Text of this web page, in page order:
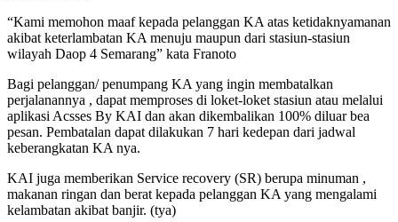
“Kami memohon maaf kepada pelanggan KA atas ketidaknyamanan
akibat keterlambatan KA menuju maupun dari stasiun-stasiun
wilayah Daop 4 Semarang” kata Franoto
Bagi pelanggan/ penumpang KA yang ingin membatalkan
perjalanannya , dapat memproses di loket-loket stasiun atau melalui
aplikasi Acsses By KAI dan akan dikembalikan 100% diluar bea
pesan. Pembatalan dapat dilakukan 7 hari kedepan dari jadwal
keberangkatan KA nya.
KAI juga memberikan Service recovery (SR) berupa minuman ,
makanan ringan dan berat kepada pelanggan KA yang mengalami
kelambatan akibat banjir. (tya)